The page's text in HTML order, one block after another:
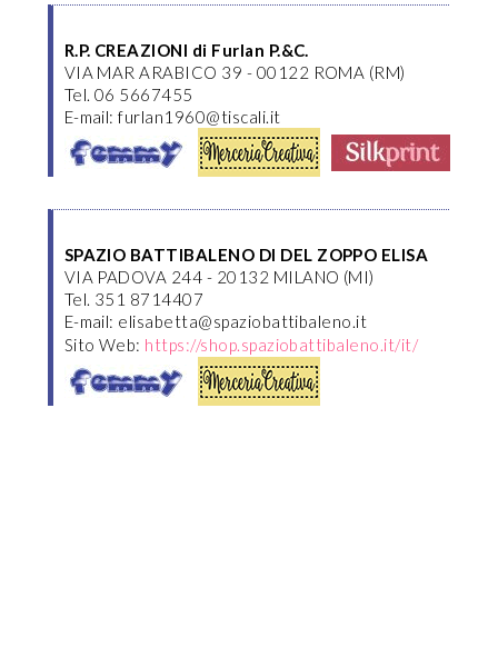
R.P. CREAZIONI di Furlan P.&C.
VIA MAR ARABICO 39 - 00122 ROMA (RM)
Tel. 06 5667455
E-mail: furlan1960@tiscali.it
SPAZIO BATTIBALENO DI DEL ZOPPO ELISA
VIA PADOVA 244 - 20132 MILANO (MI)
Tel. 351 8714407
E-mail: elisabetta@spaziobattibaleno.it
Sito Web: https://shop.spaziobattibaleno.it/it/